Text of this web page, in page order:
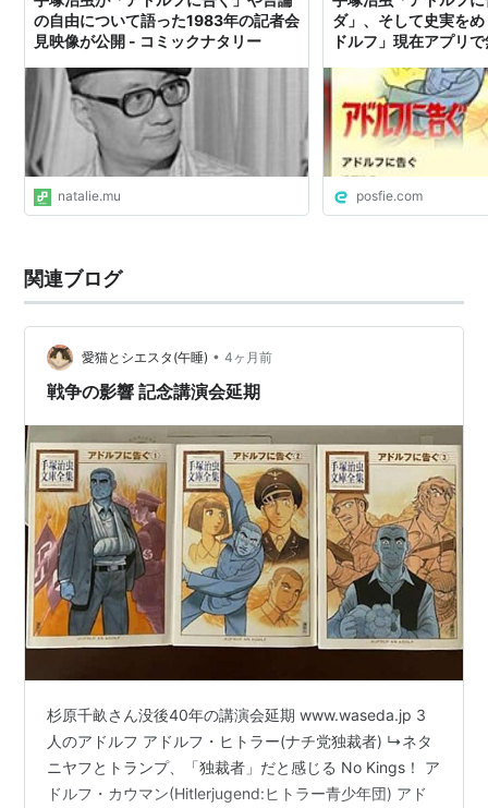
My First WIDE版
ISBN:4091621872
漫画 コミック
関連語：リスト::漫画作品タイトル
の自由について語った1983年の記者会
見映像が公開 - コミックナタリー
natalie.mu
ダ」、そして史実を
ドルフ」現在アプリ
posfie.com
関連ブログ
愛猫とシエスタ(午睡) • 4ヶ月前
戦争の影響 記念講演会延期
杉原千畝さん没後40年の講演会延期 www.waseda.jp 3
人のアドルフ アドルフ・ヒトラー(ナチ党独裁者) ↳ネタ
ニヤフとトランプ、「独裁者」だと感じる No Kings！ ア
ドルフ・カウマン(Hitlerjugend:ヒトラー青少年団) アド